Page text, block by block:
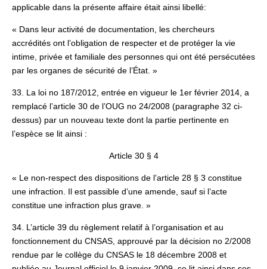
applicable dans la présente affaire était ainsi libellé:
« Dans leur activité de documentation, les chercheurs
accrédités ont l’obligation de respecter et de protéger la vie
intime, privée et familiale des personnes qui ont été persécutées
par les organes de sécurité de l’État. »
33. La loi no 187/2012, entrée en vigueur le 1er février 2014, a
remplacé l’article 30 de l’OUG no 24/2008 (paragraphe 32 ci-
dessus) par un nouveau texte dont la partie pertinente en
l’espèce se lit ainsi :
Article 30 § 4
« Le non-respect des dispositions de l’article 28 § 3 constitue
une infraction. Il est passible d’une amende, sauf si l’acte
constitue une infraction plus grave. »
34. L’article 39 du règlement relatif à l’organisation et au
fonctionnement du CNSAS, approuvé par la décision no 2/2008
rendue par le collège du CNSAS le 18 décembre 2008 et